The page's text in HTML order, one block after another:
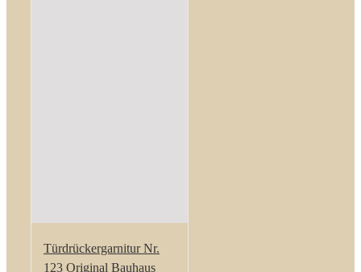
Türdrückergarnitur Nr.
123 Original Bauhaus